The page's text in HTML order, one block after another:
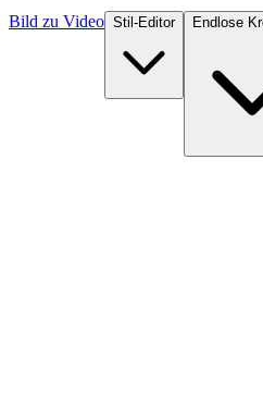
Bild zu Video Stil-Editor Endlose